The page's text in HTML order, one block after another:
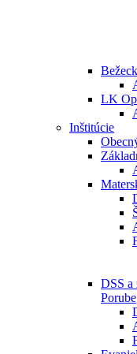
LK
Inštitúcie
DSS a
Porube